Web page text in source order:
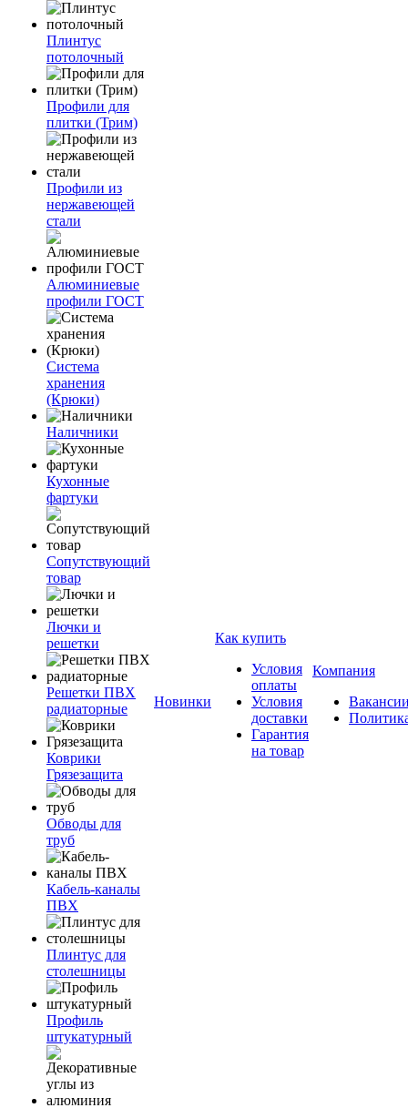
Плинтус
потолочный
Профили для
плитки (Трим)
Профили из
нержавеющей
стали
Алюминиевые
профили ГОСТ
Система
хранения
(Крюки)
Наличники
Кухонные
фартуки
Сопутствующий
товар
Лючки и
решетки
Решетки ПВХ
радиаторные
Коврики
Грязезащита
Обводы для
труб
Кабель-каналы
ПВХ
Плинтус для
столешницы
Профиль
штукатурный
Новинки
Как купить
Условия
оплаты
Условия
доставки
Гарантия
на товар
Компания